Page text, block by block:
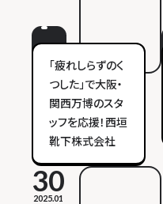
「疲れしらずのく
つした」で大阪・
関西万博のスタ
ッフを応援！西垣
靴下株式会社
30
2025.01